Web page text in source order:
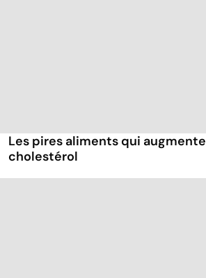
Les pires aliments qui
cholestérol